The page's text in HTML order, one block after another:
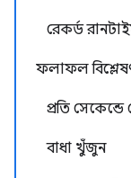
রেকর্ড
ফলাফল
প্রতি
বাধা খুঁজুন